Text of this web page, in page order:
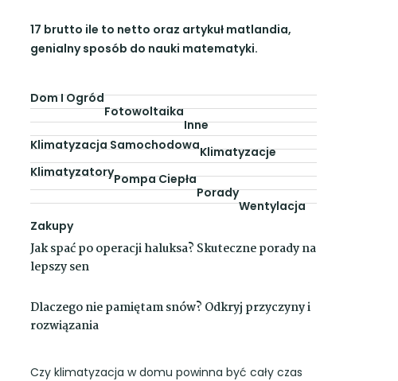
17 brutto ile to netto oraz artykuł matlandia,
genialny sposób do nauki matematyki.
Dom I Ogród
Fotowoltaika
Inne
Klimatyzacja SamochodowaKlimatyzacje
KlimatyzatoryPompa Ciepła
Porady
Wentylacja
Zakupy
Jak spać po operacji haluksa? Skuteczne porady na
lepszy sen
Dlaczego nie pamiętam snów? Odkryj przyczyny i
rozwiązania
Czy klimatyzacja w domu powinna być cały czas